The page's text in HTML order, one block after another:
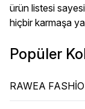
ürün listesi
hiçbir karmaşa
Popüler
RAWEA